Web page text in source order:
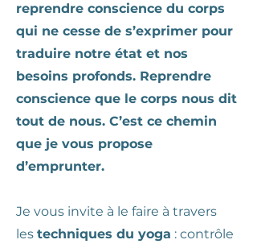
reprendre conscience du corps
qui ne cesse de s’exprimer pour
traduire notre état et nos
besoins profonds. Reprendre
conscience que le corps nous dit
tout de nous. C’est ce chemin
que je vous propose
d’emprunter.
Je vous invite à le faire à travers
les techniques du yoga : contrôle